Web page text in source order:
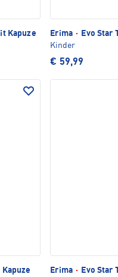
Kapuze
Erima ·
Evo Star
Kinder
€ 59,99
Erima ·
Evo Star